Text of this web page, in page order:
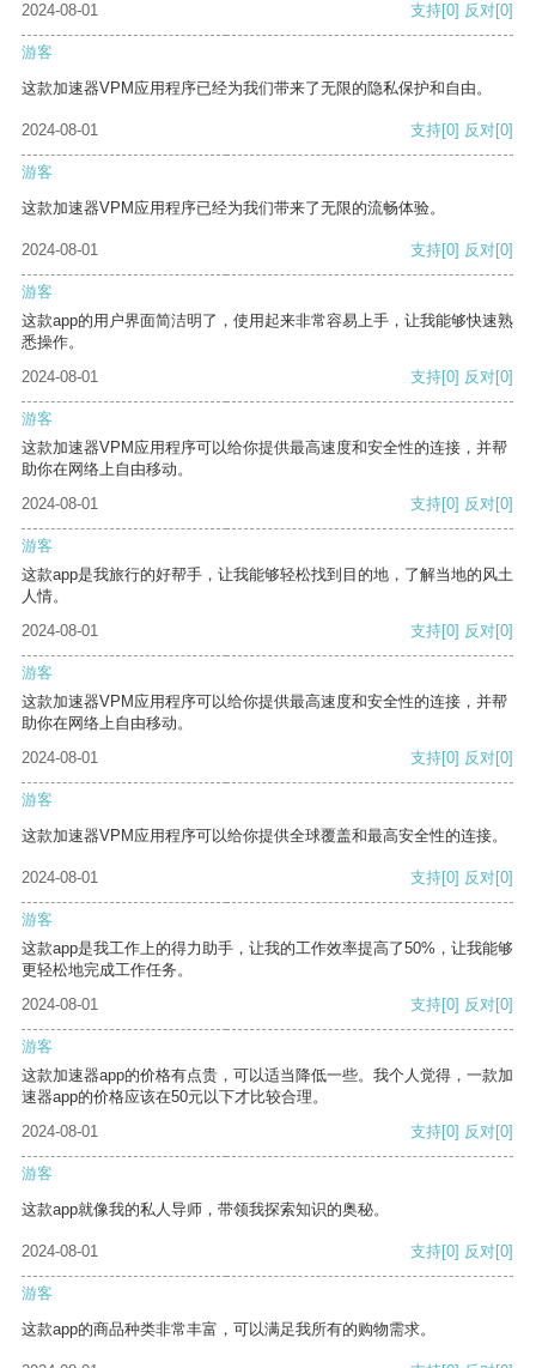
2024-08-01 支持[0] 反对[0]
游客
这款加速器VPM应用程序已经为我们带来了无限的隐私保护和自由。
2024-08-01 支持[0] 反对[0]
游客
这款加速器VPM应用程序已经为我们带来了无限的流畅体验。
2024-08-01 支持[0] 反对[0]
游客
这款app的用户界面简洁明了，使用起来非常容易上手，让我能够快速熟
悉操作。
2024-08-01
支持[0] 反对[0]
游客
这款加速器VPM应用程序可以给你提供最高速度和安全性的连接，并帮
助你在网络上自由移动。
2024-08-01
支持[0] 反对[0]
游客
这款app是我旅行的好帮手，让我能够轻松找到目的地，了解当地的风土
人情。
2024-08-01
支持[0] 反对[0]
游客
这款加速器VPM应用程序可以给你提供最高速度和安全性的连接，并帮
助你在网络上自由移动。
2024-08-01
支持[0] 反对[0]
游客
这款加速器VPM应用程序可以给你提供全球覆盖和最高安全性的连接。
2024-08-01 支持[0] 反对[0]
游客
这款app是我工作上的得力助手，让我的工作效率提高了50%，让我能够
更轻松地完成工作任务。
2024-08-01
支持[0] 反对[0]
游客
这款加速器app的价格有点贵，可以适当降低一些。我个人觉得，一款加
速器app的价格应该在50元以下才比较合理。
2024-08-01
支持[0] 反对[0]
游客
这款app就像我的私人导师，带领我探索知识的奥秘。
2024-08-01 支持[0] 反对[0]
游客
这款app的商品种类非常丰富，可以满足我所有的购物需求。